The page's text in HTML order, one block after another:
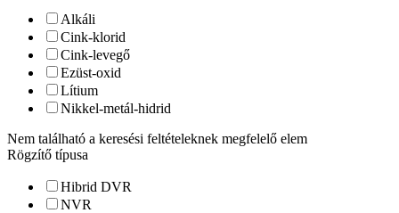
Alkáli
Cink-klorid
Cink-levegő
Ezüst-oxid
Lítium
Nikkel-metál-hidrid
Nem található a keresési feltételeknek megfelelő elem
Rögzítő típusa
Hibrid DVR
NVR